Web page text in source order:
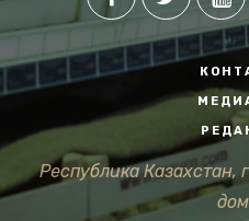
Республика Казахстан,